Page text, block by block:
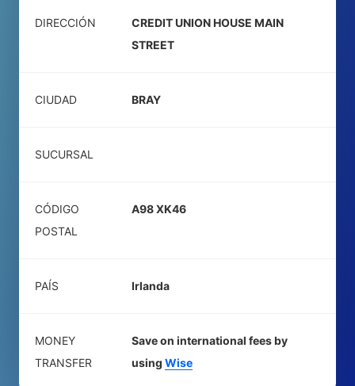
DIRECCIÓN
CREDIT UNION HOUSE MAIN
STREET
CIUDAD BRAY
SUCURSAL
CÓDIGO
POSTAL
A98 XK46
PAÍS Irlanda
MONEY
TRANSFER
Save on international fees by
using Wise